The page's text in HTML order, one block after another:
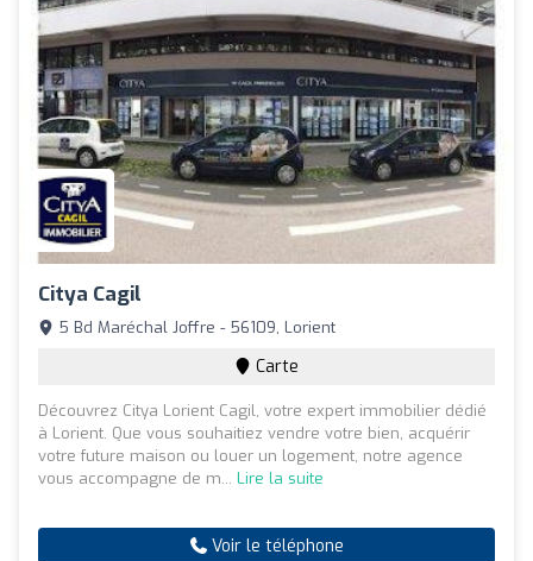
Citya Cagil
5 Bd Maréchal Joffre - 56109, Lorient
Carte
Découvrez Citya Lorient Cagil, votre expert immobilier dédié
à Lorient. Que vous souhaitiez vendre votre bien, acquérir
votre future maison ou louer un logement, notre agence
vous accompagne de m... Lire la suite
Voir le téléphone